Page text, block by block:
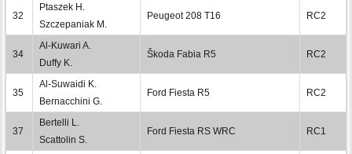
32
Ptaszek H.
Szczepaniak M.
Peugeot 208 T16 RC2
34
Al-Kuwari A.
Duffy K.
Škoda Fabia R5 RC2
35
Al-Suwaidi K.
Bernacchini G.
Ford Fiesta R5 RC2
37
Bertelli L.
Scattolin S.
Ford Fiesta RS WRC RC1